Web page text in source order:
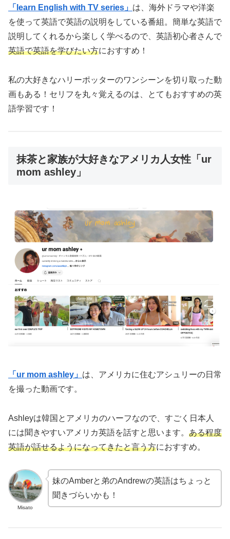
「learn English with TV series」 は、海外ドラマや洋楽
を使って英語で英語の説明をしている番組。簡単な英語で
説明してくれるから楽しく学べるので、英語初心者さんで
英語で英語を学びたい方におすすめ！
私の大好きなハリーポッターのワンシーンを切り取った動
画もある！セリフを丸々覚えるのは、とてもおすすめの英
語学習です！
抹茶と家族が大好きなアメリカ人女性「ur
mom ashley」
「ur mom ashley」 は、アメリカに住むアシュリーの日常
を撮った動画です。
Ashleyは韓国とアメリカのハーフなので、すごく日本人
には聞きやすいアメリカ英語を話すと思います。 ある程度
英語が話せるようになってきたと言う方におすすめ。
Misato
妹のAmberと弟のAndrewの英語はちょっと
聞きづらいかも！